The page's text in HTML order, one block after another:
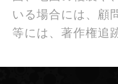
いる場合には、顧
等には、著作権追